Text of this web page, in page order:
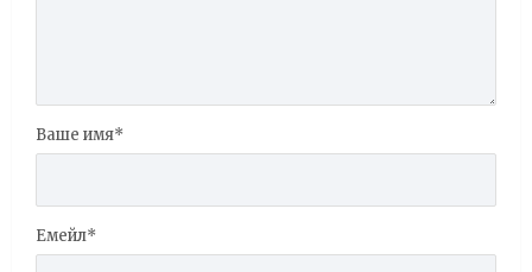
Ваше имя*
Емейл*